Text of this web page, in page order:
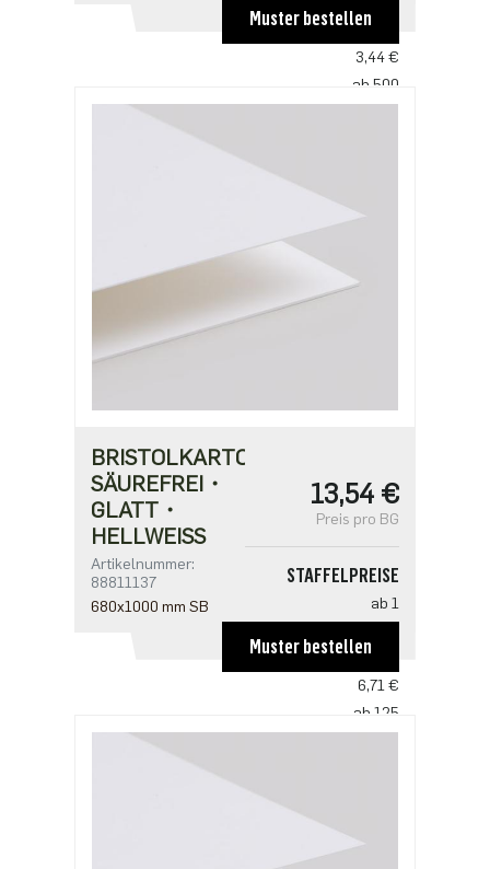
ab 100
3,44 €
ab 500
Muster bestellen
BRISTOLKARTON
SÄUREFREI・
GLATT・
HELLWEISS
Artikelnummer:
88811137
680x1000 mm SB
13,54 €
Preis pro BG
STAFFELPREISE
ab 1
ab 25
6,71 €
ab 125
Muster bestellen